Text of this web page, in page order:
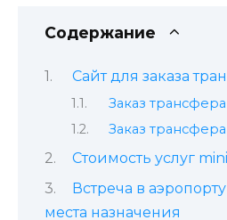
Содержание
Сайт для заказа
Заказ
Заказ
Стоимость услуг
Встреча в
места назначения